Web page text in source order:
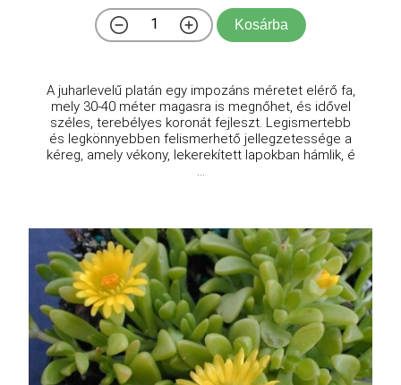
Kosárba
A juharlevelű platán egy impozáns méretet elérő fa,
mely 30-40 méter magasra is megnőhet, és idővel
széles, terebélyes koronát fejleszt. Legismertebb
és legkönnyebben felismerhető jellegzetessége a
kéreg, amely vékony, lekerekített lapokban hámlik, é